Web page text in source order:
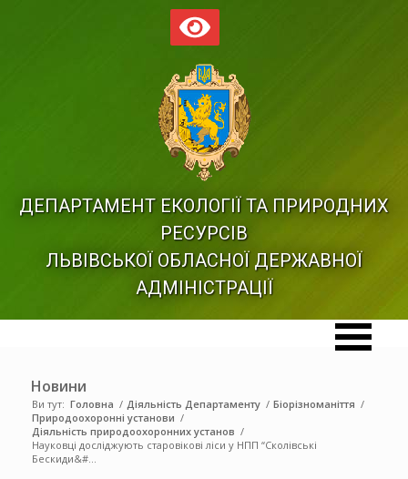
ДЕПАРТАМЕНТ ЕКОЛОГІЇ ТА ПРИРОДНИХ
РЕСУРСІВ
ЛЬВІВСЬКОЇ ОБЛАСНОЇ ДЕРЖАВНОЇ
АДМІНІСТРАЦІЇ
Новини
Ви тут: Головна / Діяльність Департаменту / Біорізноманіття /
Природоохоронні установи /
Діяльність природоохоронних установ /
Науковці досліджують старовікові ліси у НПП “Сколівські
Бескиди&#...